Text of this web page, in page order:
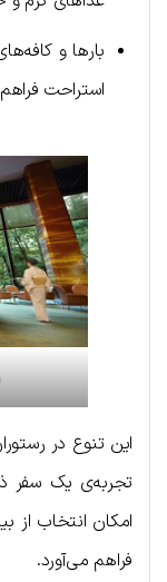
بارها و
استراحت
این تنوع در
تجربه‌ی یک سفر
امکان انتخاب از
فراهم می‌آورد.